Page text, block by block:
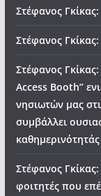
Στέφανος Γκίκας:
Στέφανος Γκίκας:
Στέφανος
Access Booth”
νησιωτών μας
συμβάλλει
Στέφανος
φοιτητές που